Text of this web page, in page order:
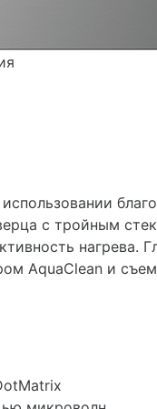
с тройным
нагрева.
AquaClean и